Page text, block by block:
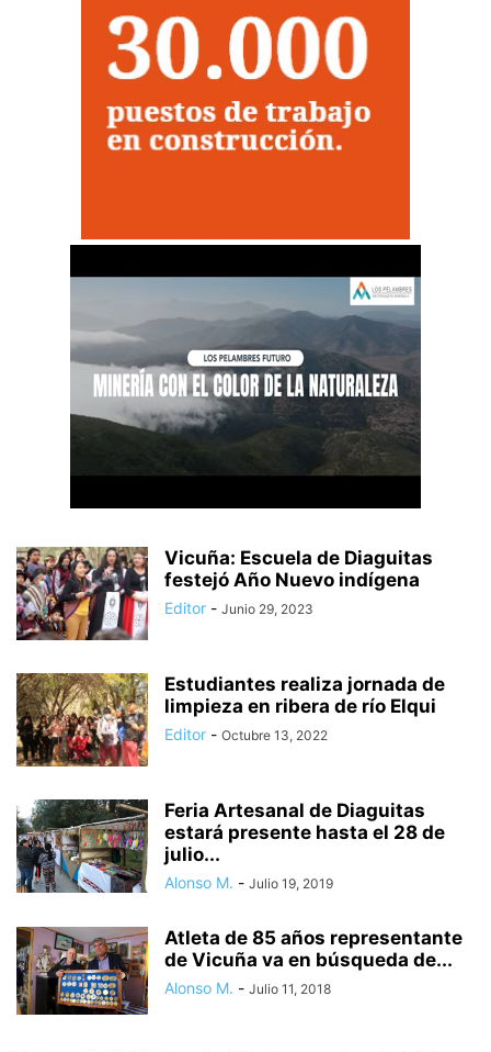
Vicuña: Escuela de Diaguitas
festejó Año Nuevo indígena
Editor - Junio 29, 2023
Estudiantes realiza jornada de
limpieza en ribera de río Elqui
Editor - Octubre 13, 2022
Feria Artesanal de Diaguitas
estará presente hasta el 28 de
julio...
Alonso M. - Julio 19, 2019
Atleta de 85 años representante
de Vicuña va en búsqueda de...
Alonso M. - Julio 11, 2018